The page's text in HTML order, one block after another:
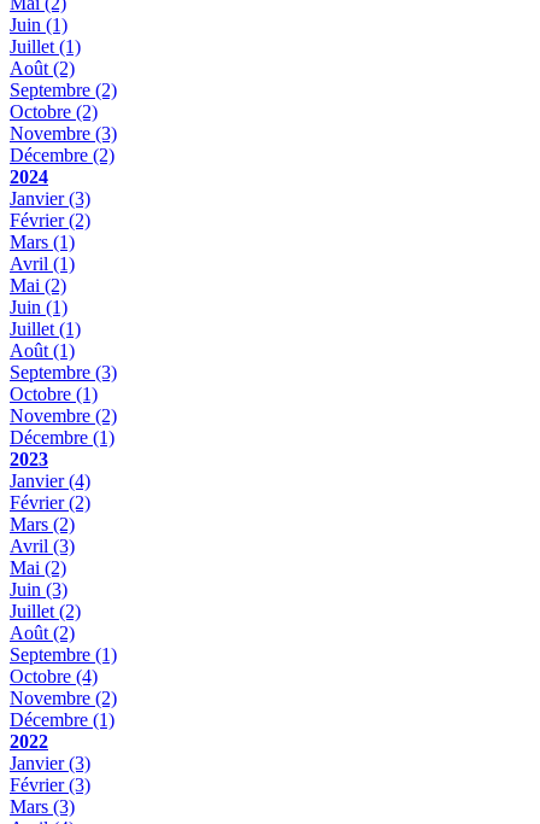
Juin (1)
Juillet (1)
Août (2)
Septembre (2)
Octobre (2)
Novembre (3)
Décembre (2)
2024
Janvier(3)
Février(2)
Mars (1)
Avril (1)
Mai (2)
Juin (1)
Juillet (1)
Août (1)
Septembre (3)
Octobre (1)
Novembre (2)
Décembre (1)
2023
Janvier(4)
Février(2)
Mars (2)
Avril (3)
Mai (2)
Juin (3)
Juillet (2)
Août (2)
Septembre (1)
Octobre (4)
Novembre (2)
Décembre (1)
2022
Janvier(3)
Février(3)
Mars (3)